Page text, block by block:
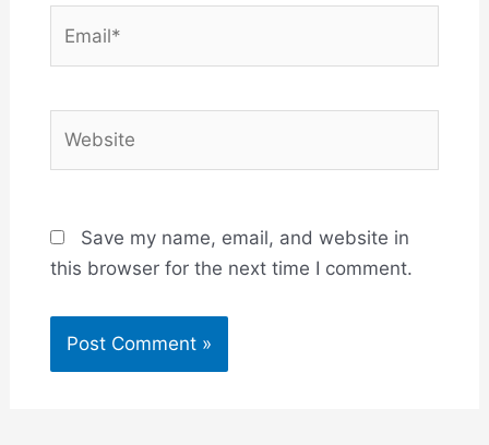
Save my name, email, and website in
this browser for the next time I comment.